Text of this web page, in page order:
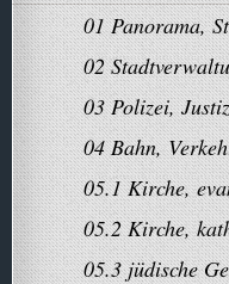
01 Panorama,
02
03 Polizei,
04 Bahn,
05.1 Kirche,
05.2 Kirche,
05.3 jüdische